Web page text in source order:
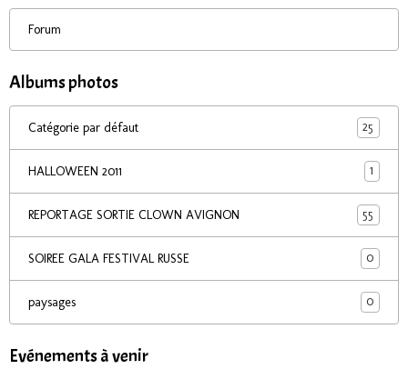
Forum
Albums photos
Catégorie par défaut 25
HALLOWEEN 2011 1
REPORTAGE SORTIE CLOWN AVIGNON 55
SOIREE GALA FESTIVAL RUSSE 0
paysages 0
Evénements à venir